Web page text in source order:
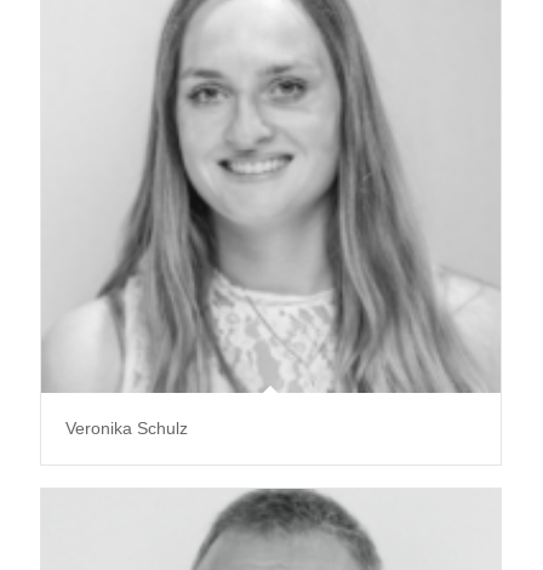
Veronika Schulz